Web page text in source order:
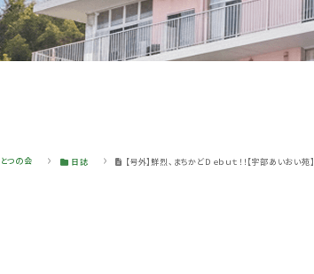
つの会 日誌 【号外】鮮烈、まちかどＤｅｂｕｔ！！【宇部あいおい苑】